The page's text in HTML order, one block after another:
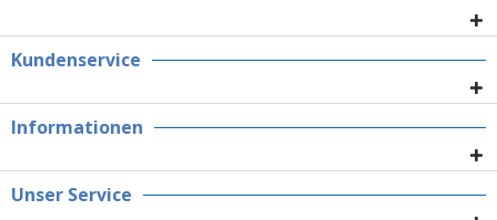
Kundenservice
Informationen
Unser Service